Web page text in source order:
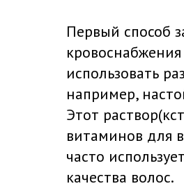
Первый способ
использовать
например,
Этот
витаминов для
часто
качества волос.